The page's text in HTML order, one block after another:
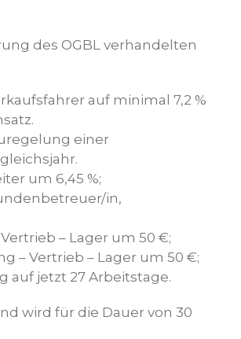
des OGBL verhandelten
auf minimal 7,2 %
einer
um 6,45 %;
in,
– Lager um 50 €;
– Vertrieb – Lager um 50 €;
auf jetzt 27 Arbeitstage.
wird für die Dauer von 30